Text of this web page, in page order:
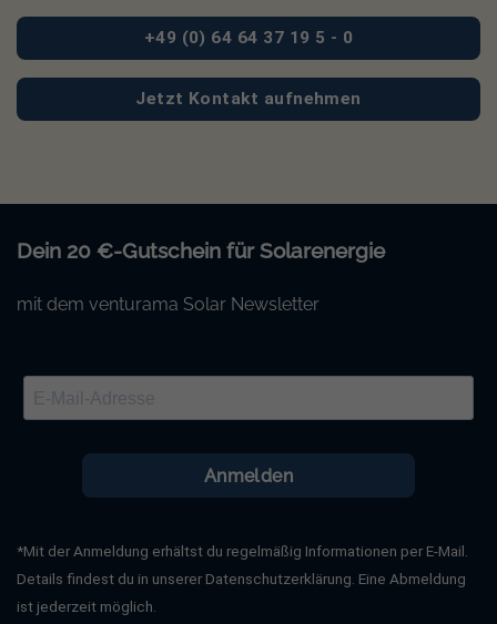
+49 (0) 64 64 37 19 5 - 0
Jetzt Kontakt aufnehmen
Dein 20 €-Gutschein für Solarenergie
mit dem venturama Solar Newsletter
Anmelden
*Mit der Anmeldung erhältst du regelmäßig Informationen per E-Mail.
Details findest du in unserer Datenschutzerklärung. Eine Abmeldung
ist jederzeit möglich.